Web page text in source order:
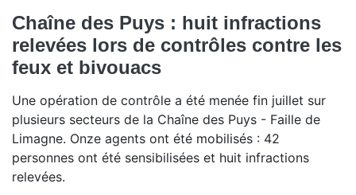
Chaîne des Puys : huit infractions
relevées lors de contrôles contre les
feux et bivouacs
Une opération de contrôle a été menée fin juillet sur
plusieurs secteurs de la Chaîne des Puys - Faille de
Limagne. Onze agents ont été mobilisés : 42
personnes ont été sensibilisées et huit infractions
relevées.